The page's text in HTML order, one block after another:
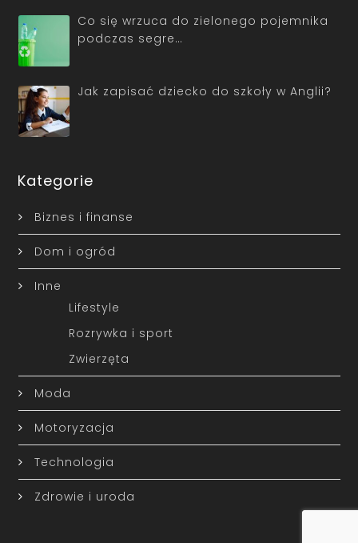
Co się wrzuca do zielonego pojemnika
podczas segre…
Jak zapisać dziecko do szkoły w Anglii?
Kategorie
Biznes i finanse
Dom i ogród
Inne
Lifestyle
Rozrywka i sport
Zwierzęta
Moda
Motoryzacja
Technologia
Zdrowie i uroda